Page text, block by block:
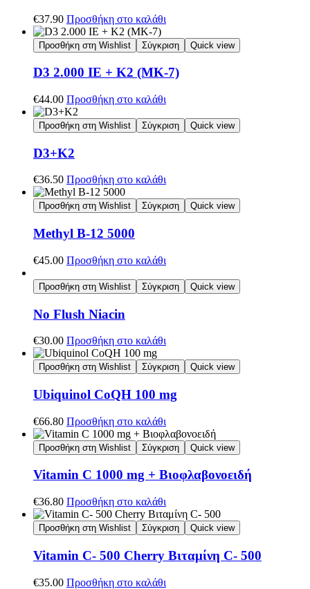
€37.90 Προσθήκη στο καλάθι
Προσθήκη στη Wishlist Σύγκριση Quick view
D3 2.000 IE + K2 (MK-7)
€44.00 Προσθήκη στο καλάθι
Προσθήκη στη Wishlist Σύγκριση Quick view
D3+K2
€36.50 Προσθήκη στο καλάθι
Προσθήκη στη Wishlist Σύγκριση Quick view
Methyl B-12 5000
€45.00 Προσθήκη στο καλάθι
Προσθήκη στη Wishlist Σύγκριση Quick view
No Flush Niacin
€30.00 Προσθήκη στο καλάθι
Προσθήκη στη Wishlist Σύγκριση Quick view
Ubiquinol CoQH 100 mg
€66.80 Προσθήκη στο καλάθι
Προσθήκη στη Wishlist Σύγκριση Quick view
Vitamin C 1000 mg + Βιοφλαβονοειδή
€36.80 Προσθήκη στο καλάθι
Προσθήκη στη Wishlist Σύγκριση Quick view
Vitamin C- 500 Cherry Βιταμίνη C- 500
€35.00 Προσθήκη στο καλάθι